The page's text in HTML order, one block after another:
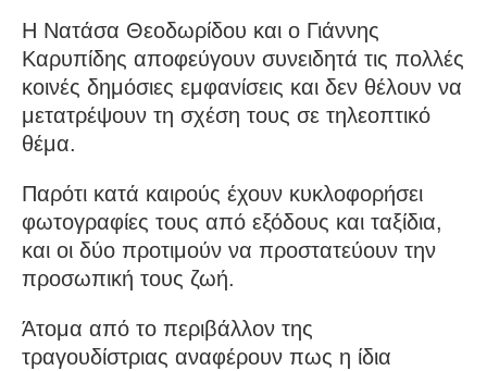
Η Νατάσα Θεοδωρίδου και ο Γιάννης
Καρυπίδης αποφεύγουν συνειδητά τις πολλές
κοινές δημόσιες εμφανίσεις και δεν θέλουν να
μετατρέψουν τη σχέση τους σε τηλεοπτικό
θέμα.
Παρότι κατά καιρούς έχουν κυκλοφορήσει
φωτογραφίες τους από εξόδους και ταξίδια,
και οι δύο προτιμούν να προστατεύουν την
προσωπική τους ζωή.
Άτομα από το περιβάλλον της
τραγουδίστριας αναφέρουν πως η ίδια